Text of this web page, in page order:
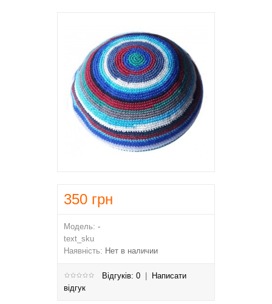
350 грн
Модель: -
text_sku
Наявність: Нет в наличии
Відгуків: 0
Написати
відгук